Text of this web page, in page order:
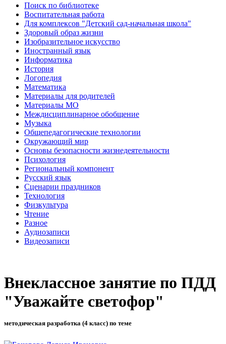
Поиск по библиотеке
Воспитательная работа
Для комплексов "Детский сад-начальная школа"
Здоровый образ жизни
Изобразительное искусство
Иностранный язык
Информатика
История
Логопедия
Математика
Материалы для родителей
Материалы МО
Междисциплинарное обобщение
Музыка
Общепедагогические технологии
Окружающий мир
Основы безопасности жизнедеятельности
Психология
Региональный компонент
Русский язык
Сценарии праздников
Технология
Физкультура
Чтение
Разное
Аудиозаписи
Видеозаписи
Внеклассное занятие по ПДД
"Уважайте светофор"
методическая разработка (4 класс) по теме